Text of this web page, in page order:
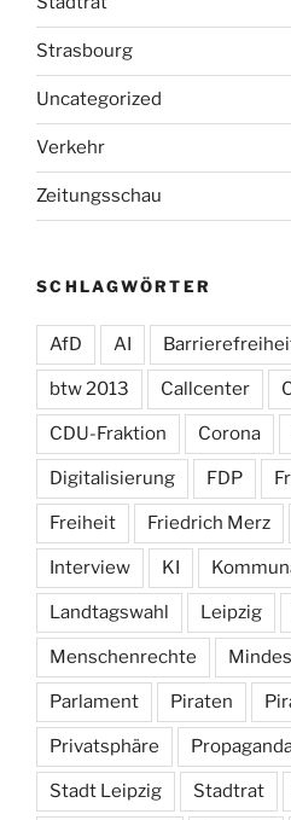
Strasbourg
Uncategorized
Verkehr
Zeitungsschau
SCHLAGWÖRTER
AfD AI
btw 2013 Callcenter
CDU-Fraktion Corona
Digitalisierung FDP
Freiheit Friedrich Merz
Interview KI
Landtagswahl Leipzig
Menschenrechte
Parlament Piraten
Privatsphäre
Stadt Leipzig Stadtrat